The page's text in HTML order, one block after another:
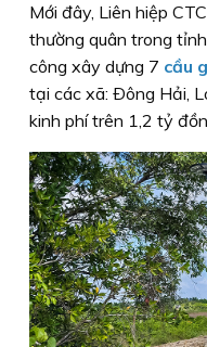
Mới đây, Liên hiệp
thường quân trong
công xây dựng 7 cầu
tại các xã: Ðông Hải,
kinh phí trên 1,2 tỷ